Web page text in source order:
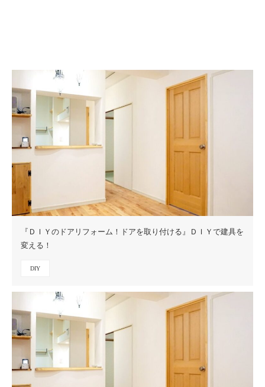
『ＤＩＹのドアリフォーム！ドアを取り付ける』ＤＩＹで建具を
変える！
DIY